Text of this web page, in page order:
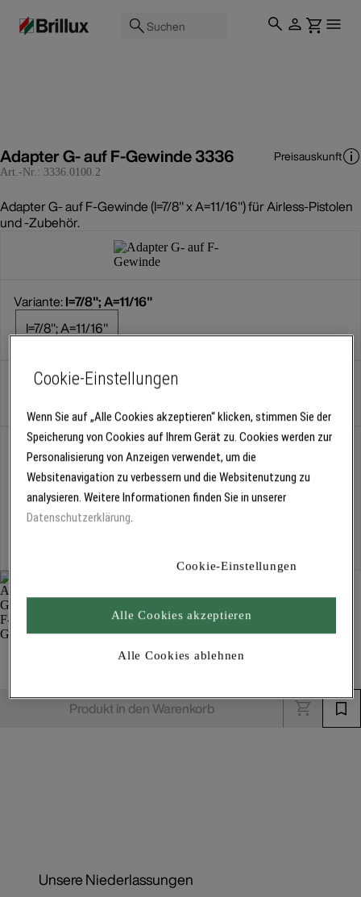
Suchen
Adapter G- auf F-Gewinde 3336
Art.-Nr.: 3336.0100.2
Preisauskunft
Adapter G- auf F-Gewinde (I=7/8" x A=11/16") für Airless-Pistolen
und -Zubehör.
Variante:I=7/8"; A=11/16"
I=7/8"; A=11/16"
Abholung
Für Verfügbarkeiten bitteanmelden
Adapter G- auf F-Gewinde 3336
Zubehör Spritz- und Fördertechnik
Produkt in den Warenkorb
Unsere Niederlassungen
Cookie-Einstellungen
Wenn Sie auf „Alle Cookies akzeptieren“ klicken, stimmen Sie der
Speicherung von Cookies auf Ihrem Gerät zu. Cookies werden zur
Personalisierung von Anzeigen verwendet, um die
Websitenavigation zu verbessern und die Websitenutzung zu
analysieren. Weitere Informationen finden Sie in unserer
Datenschutzerklärung.
Cookie-Einstellungen
Alle Cookies ablehnen
Alle Cookies akzeptieren